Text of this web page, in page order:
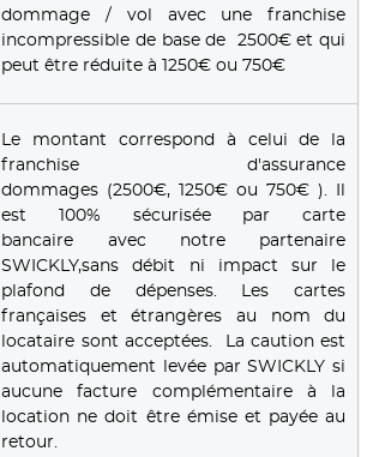
dommage / vol avec une franchise
incompressible de base de 2500€ et qui
peut être réduite à 1250€ ou 750€
Le montant correspond à celui de la
franchise d'assurance
dommages (2500€, 1250€ ou 750€ ). Il
est 100% sécurisée par carte
bancaire avec notre partenaire
SWICKLY,sans débit ni impact sur le
plafond de dépenses. Les cartes
françaises et étrangères au nom du
locataire sont acceptées. La caution est
automatiquement levée par SWICKLY si
aucune facture complémentaire à la
location ne doit être émise et payée au
retour.